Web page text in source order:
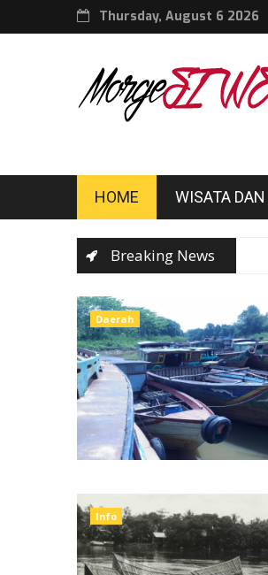
Thursday, August 6 2026
HOME WISATA DAN
Breaking News
Daerah
Info